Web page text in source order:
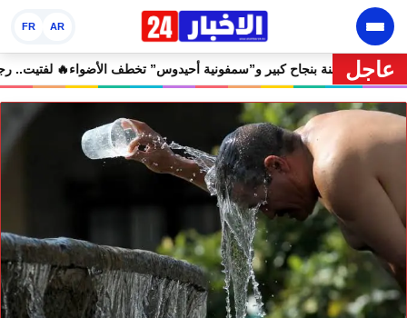
AR
FR
عاجل
إفران الدولي يختتم دورته الثامنة بنجاح كبير و”سمفونية أحيدوس”